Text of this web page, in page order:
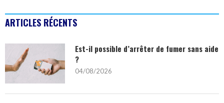
ARTICLES RÉCENTS
Est-il possible d’arrêter de fumer sans aide
?
04/08/2026